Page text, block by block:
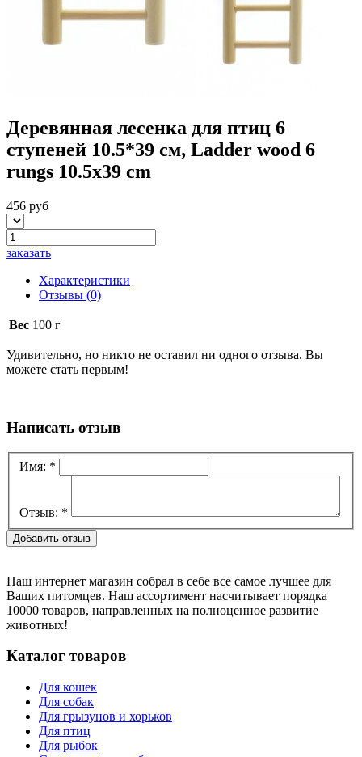
Деревянная лесенка для птиц 6
ступеней 10.5*39 см, Ladder wood 6
rungs 10.5x39 cm
456 руб
заказать
Характеристики
Отзывы (0)
Вес 100 г
Удивительно, но никто не оставил ни одного отзыва. Вы
можете стать первым!
Написать отзыв
Имя: *
Отзыв: *
Наш интернет магазин собрал в себе все самое лучшее для
Ваших питомцев. Наш ассортимент насчитывает порядка
10000 товаров, направленных на полноценное развитие
животных!
Каталог товаров
Для кошек
Для собак
Для грызунов и хорьков
Для птиц
Для рыбок